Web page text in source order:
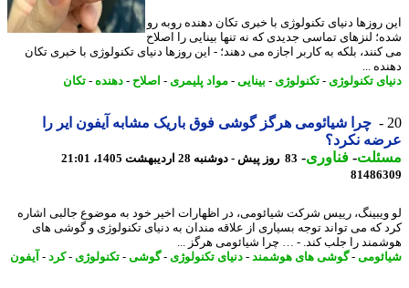
روزها دنیای تکنولوژی با خبری تکان دهنده روبه رو
لنزهای تماسی جدیدی که نه تنها بینایی را اصلاح
بلکه به کاربر اجازه می دهند؛ - این روزها دنیای تکنولوژی با خبری تکان
...
تکنولوژی-تکنولوژی-بینایی-مواد پلیمری- اصلاح-دهنده-تکان
چرا شیائومی هرگز گوشی فوق باریک مشابه آیفون ایر را
نکرد؟
-فناوری- 83 روز پیش - دوشنبه 28 اردیبهشت 1405، 21:01
رییس شرکت شیائومی، در اظهارات اخیر خود به موضوع جالبی اشاره
که می تواند توجه بسیاری از علاقه مندان به دنیای تکنولوژی و گوشی های
را جلب کند. - … چرا شیائومی هرگز ...
-گوشی های هوشمند-دنیای تکنولوژی-گوشی-تکنولوژی-کرد-آیفون